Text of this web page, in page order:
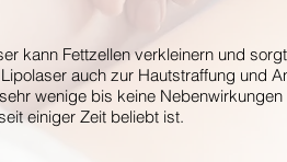
kann Fettzellen verkleinern und
auch zur Hautstraffung und
wenige bis keine
einiger Zeit beliebt ist.